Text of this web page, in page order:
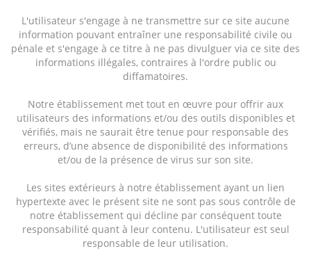
L'utilisateur s'engage à ne transmettre sur ce site aucune
information pouvant entraîner une responsabilité civile ou
pénale et s'engage à ce titre à ne pas divulguer via ce site des
informations illégales, contraires à l'ordre public ou
diffamatoires.
Notre établissement met tout en œuvre pour offrir aux
utilisateurs des informations et/ou des outils disponibles et
vérifiés, mais ne saurait être tenue pour responsable des
erreurs, d’une absence de disponibilité des informations
et/ou de la présence de virus sur son site.
Les sites extérieurs à notre établissement ayant un lien
hypertexte avec le présent site ne sont pas sous contrôle de
notre établissement qui décline par conséquent toute
responsabilité quant à leur contenu. L'utilisateur est seul
responsable de leur utilisation.